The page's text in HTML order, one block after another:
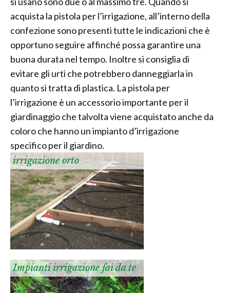
acquista la pistola per l’irrigazione, all’interno della
confezione sono presenti tutte le indicazioni che è
opportuno seguire affinché possa garantire una
buona durata nel tempo. Inoltre si consiglia di
evitare gli urti che potrebbero danneggiarla in
quanto si tratta di plastica. La pistola per
l’irrigazione è un accessorio importante per il
giardinaggio che talvolta viene acquistato anche da
coloro che hanno un impianto d’irrigazione
specifico per il giardino.
irrigazione orto
Impianti irrigazione fai da te